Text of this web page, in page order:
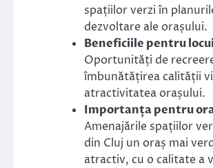
spațiilor verzi în
dezvoltare ale orașului.
Beneficiile pentru
Oportunități de
îmbunătățirea calității
atractivitatea orașului.
Importanța pentru
Amenajările spațiilor
din Cluj un oraș mai
atractiv, cu o calitate a